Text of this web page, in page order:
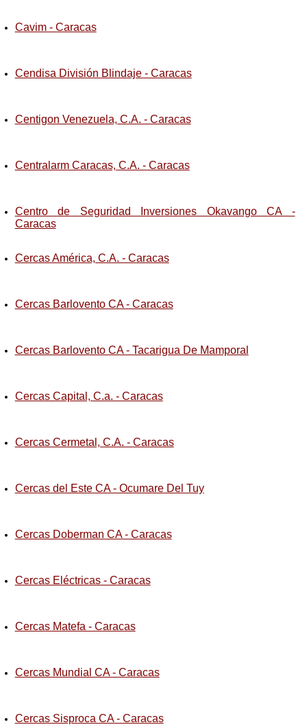
Cavim - Caracas
Cendisa División Blindaje - Caracas
Centigon Venezuela, C.A. - Caracas
Centralarm Caracas, C.A. - Caracas
Centro de Seguridad Inversiones Okavango CA -
Caracas
Cercas América, C.A. - Caracas
Cercas Barlovento CA - Caracas
Cercas Barlovento CA - Tacarigua De Mamporal
Cercas Capital, C.a. - Caracas
Cercas Cermetal, C.A. - Caracas
Cercas del Este CA - Ocumare Del Tuy
Cercas Doberman CA - Caracas
Cercas Eléctricas - Caracas
Cercas Matefa - Caracas
Cercas Mundial CA - Caracas
Cercas Sisproca CA - Caracas